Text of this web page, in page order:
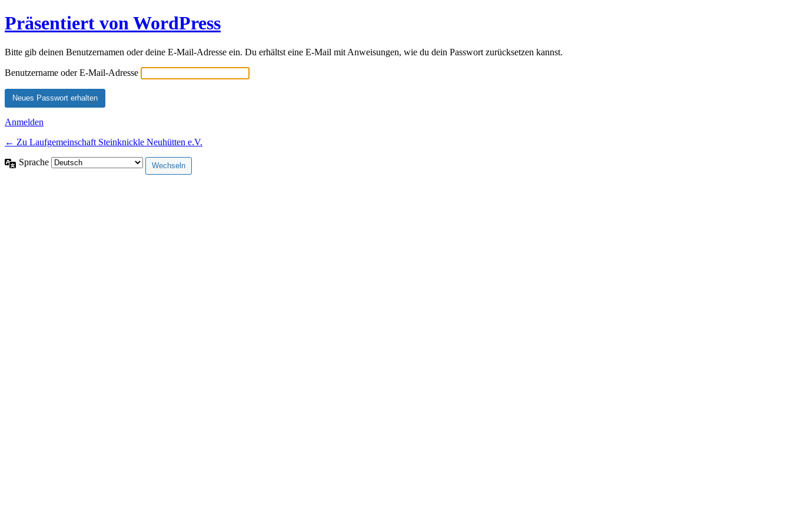
Präsentiert von WordPress
Bitte gib deinen Benutzernamen oder deine E-Mail-Adresse ein. Du erhältst eine E-Mail mit Anweisungen, wie du dein Passwort zurücksetzen kannst.
Benutzername oder E-Mail-Adresse
Anmelden
← Zu Laufgemeinschaft Steinknickle Neuhütten e.V.
Sprache